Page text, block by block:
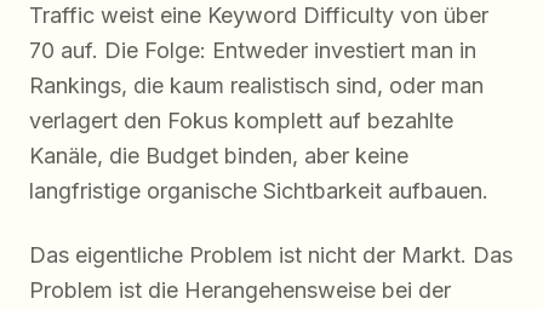
Traffic weist eine Keyword Difficulty von über
70 auf. Die Folge: Entweder investiert man in
Rankings, die kaum realistisch sind, oder man
verlagert den Fokus komplett auf bezahlte
Kanäle, die Budget binden, aber keine
langfristige organische Sichtbarkeit aufbauen.
Das eigentliche Problem ist nicht der Markt. Das
Problem ist die Herangehensweise bei der